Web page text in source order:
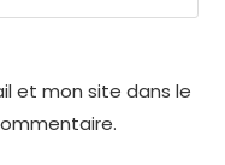
et mon site dans le